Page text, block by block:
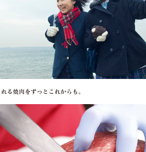
る焼肉をずっとこれからも。